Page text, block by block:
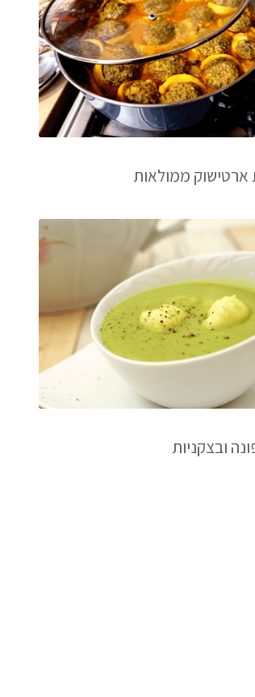
ארטישוק ממולאות
ובצקניות